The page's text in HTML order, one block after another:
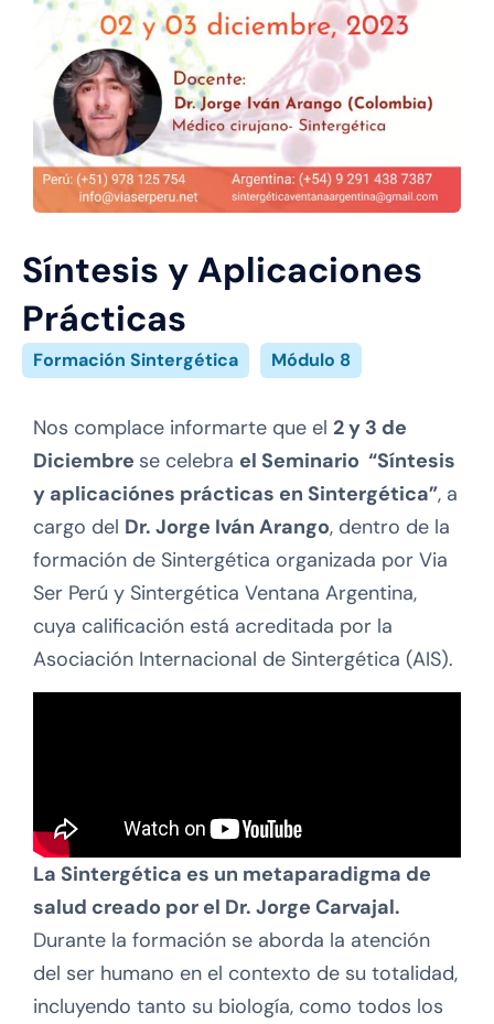
Síntesis y Aplicaciones
Prácticas
Formación Sintergética Módulo 8
Nos complace informarte que el 2 y 3 de
Diciembre se celebra el Seminario “Síntesis
y aplicaciónes prácticas en Sintergética”, a
cargo del Dr. Jorge Iván Arango, dentro de la
formación de Sintergética organizada por Via
Ser Perú y Sintergética Ventana Argentina,
cuya calificación está acreditada por la
Asociación Internacional de Sintergética (AIS).
La Sintergética es un metaparadigma de
salud creado por el Dr. Jorge Carvajal.
Durante la formación se aborda la atención
del ser humano en el contexto de su totalidad,
incluyendo tanto su biología, como todos los